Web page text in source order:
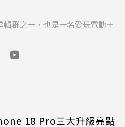
群之一，也是一名愛玩電動＋
18 Pro三大升級亮點